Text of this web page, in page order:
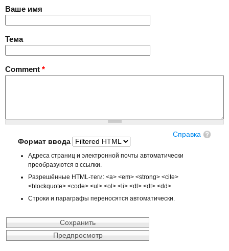
Ваше имя
Тема
Comment *
Справка
Формат ввода
Адреса страниц и электронной почты автоматически
преобразуются в ссылки.
Разрешённые HTML-теги: <a> <em> <strong> <cite>
<blockquote> <code> <ul> <ol> <li> <dl> <dt> <dd>
Строки и параграфы переносятся автоматически.